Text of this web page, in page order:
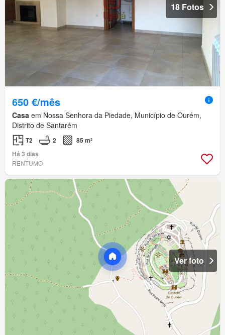
18 Fotos
650 €/mês
Casa em Nossa Senhora da Piedade, Município de Ourém,
Distrito de Santarém
T2 2
85 m²
Há 3 dias
RENTUMO
Ver foto